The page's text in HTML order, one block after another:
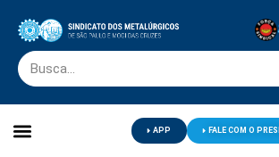
APP FALE COM O